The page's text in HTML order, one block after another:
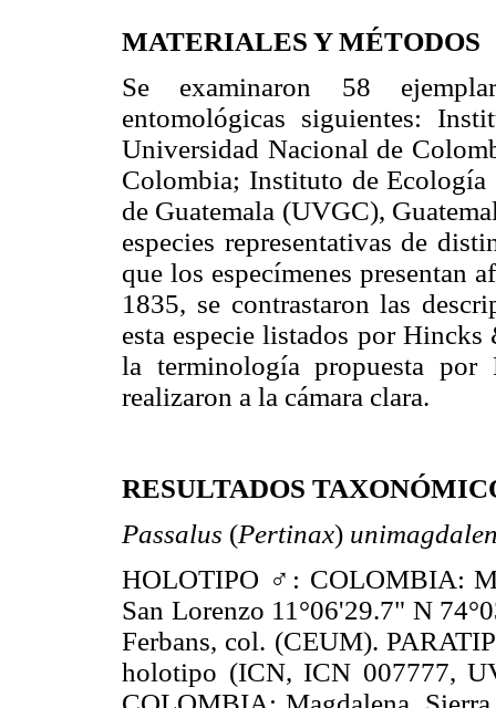
MATERIALES Y MÉTODOS
Se examinaron 58
entomológicas siguientes:
Universidad Nacional de
Colombia; Instituto de
de Guatemala (UVGC),
especies representativas de
que los especímenes presentan
1835, se contrastaron las
esta especie listados por
la terminología propuesta
realizaron a la cámara clara.
RESULTADOS
Passalus (Pertinax)
HOLOTIPO ♂: COLOMBIA:
San Lorenzo 11°06'29.7" N
Ferbans, col. (CEUM).
holotipo (ICN, ICN 007777,